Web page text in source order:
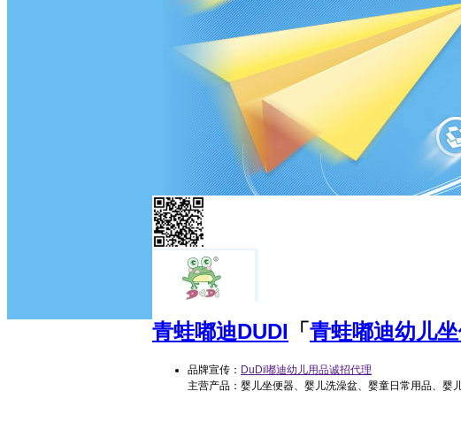
青蛙嘟迪DUDI 「青蛙嘟迪幼儿
品牌宣传： DuDi嘟迪幼儿用品诚招代理
主营产品：婴儿坐便器、婴儿洗澡盆、婴童日常用品、婴